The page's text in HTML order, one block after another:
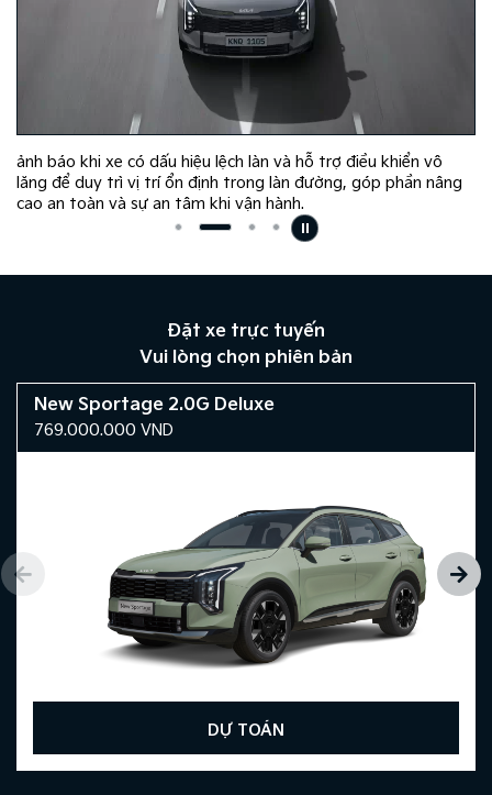
ảnh báo khi xe có dấu hiệu lệch làn và hỗ trợ điều khiển vô
lăng để duy trì vị trí ổn định trong làn đường, góp phần nâng
cao an toàn và sự an tâm khi vận hành.
Đặt xe trực tuyến
Vui lòng chọn phiên bản
New Sportage 2.0G Deluxe
769.000.000 VND
DỰ TOÁN